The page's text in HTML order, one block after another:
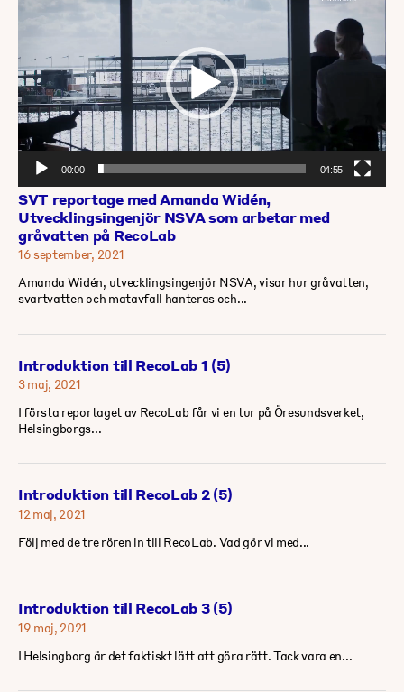
00:00 04:55
SVT reportage med Amanda Widén,
Utvecklingsingenjör NSVA som arbetar med
gråvatten på RecoLab
16 september, 2021
Amanda Widén, utvecklingsingenjör NSVA, visar hur gråvatten,
svartvatten och matavfall hanteras och...
Introduktion till RecoLab 1 (5)
3 maj, 2021
I första reportaget av RecoLab får vi en tur på Öresundsverket,
Helsingborgs...
Introduktion till RecoLab 2 (5)
12 maj, 2021
Följ med de tre rören in till RecoLab. Vad gör vi med...
Introduktion till RecoLab 3 (5)
19 maj, 2021
I Helsingborg är det faktiskt lätt att göra rätt. Tack vara en...